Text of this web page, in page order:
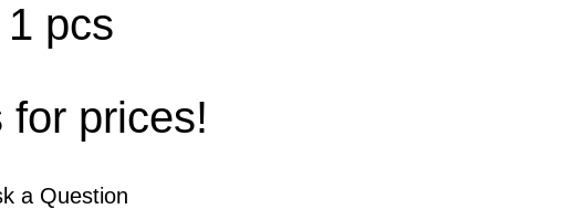
pcs
for prices!
a Question